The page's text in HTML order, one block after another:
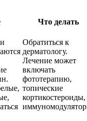
Что делать
Обратиться к
дерматологу.
Лечение может
включать
фототерапию,
топические
кортикостероиды,